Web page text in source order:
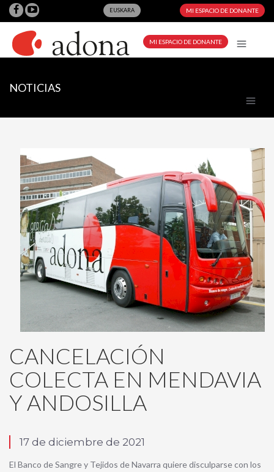
EUSKARA MI ESPACIO DE DONANTE
MI ESPACIO DE DONANTE
NOTICIAS
CANCELACIÓN
COLECTA EN MENDAVIA
Y ANDOSILLA
17 de diciembre de 2021
El Banco de Sangre y Tejidos de Navarra quiere disculparse con los